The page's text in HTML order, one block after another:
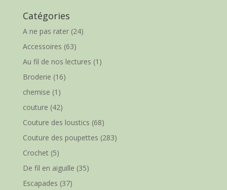
Catégories
A ne pas rater(24)
Accessoires (63)
Au fil de nos lectures (1)
Broderie (16)
chemise (1)
couture (42)
Couture des loustics (68)
Couture des poupettes (283)
Crochet(5)
De fil en aiguille (35)
Escapades (37)